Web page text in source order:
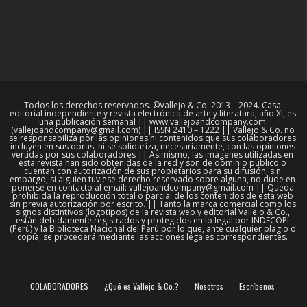
Todos los derechos reservados. ©Vallejo & Co. 2013 – 2024. Casa
editorial independiente y revista electrónica de arte y literatura, año XI, es
una publicación semanal || www.vallejoandcompany.com
(vallejoandcompany@gmail.com) || ISSN 2410 – 1222 || Vallejo & Co. no
se responsabiliza por las opiniones ni contenidos que sus colaboradores
incluyen en sus obras; ni se solidariza, necesariamente, con las opiniones
vertidas por sus colaboradores || Asimismo, las imágenes utilizadas en
esta revista han sido obtenidas de la red y son de dominio público o
cuentan con autorización de sus propietarios para su difusión; sin
embargo, si alguien tuviese derecho reservado sobre alguna, no dude en
ponerse en contacto al email: vallejoandcompany@gmail.com || Queda
prohibida la reproducción total o parcial de los contenidos de esta web
sin previa autorización por escrito. || Tanto la marca comercial como los
signos distintivos (logotipos) de la revista web y editorial Vallejo & Co.,
están debidamente registrados y protegidos en lo legal por INDECOPI
(Perú) y la Biblioteca Nacional del Perú por lo que, ante cualquier plagio o
copia, se procederá mediante las acciones legales correspondientes.
COLABORADORES ¿Qué es Vallejo & Co.? Nosotros Escríbenos